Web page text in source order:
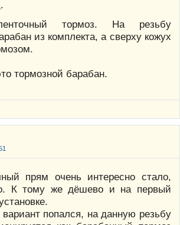
тормоз. На резьбу
из комплекта, а сверху кожух
тормозной барабан.
прям очень интересно стало,
К тому же дёшево и на первый
попался, на данную резьбу